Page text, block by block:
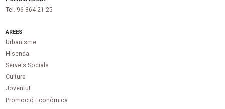
Tel. 96 364 21 25
ÀREES
Urbanisme
Hisenda
Serveis Socials
Cultura
Joventut
Promoció Econòmica